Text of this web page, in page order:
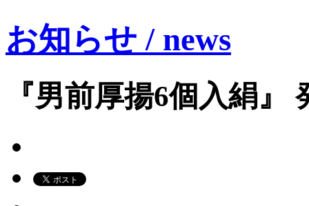
お知らせ / news
『男前厚揚6個入絹』